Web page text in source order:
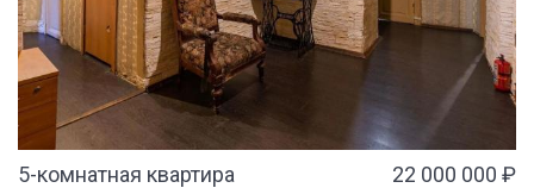
5-комнатная квартира 22 000 000 ₽